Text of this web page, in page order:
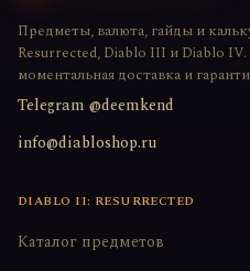
Предметы, валюта, гайды и
Resurrected, Diablo III и Diablo
моментальная доставка и
Telegram @deemkend
info@diabloshop.ru
DIABLO II: RESURRECTED
Каталог предметов